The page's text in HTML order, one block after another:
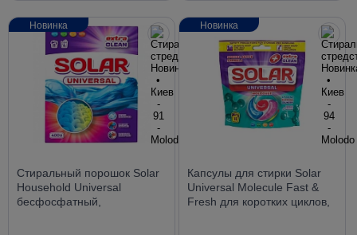
Стиральный порошок Solar
Household Universal
бесфосфатный,
Новинка
Капсулы для стирки Solar
Universal Molecule Fast &
Fresh для коротких циклов,
Новинка